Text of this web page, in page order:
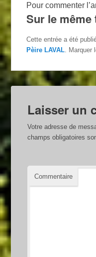
Pour commenter
Sur le même
Cette entrée a été
Pèire LAVAL. Marquer
Laisser un
Votre adresse de
champs obligatoires
Commentaire